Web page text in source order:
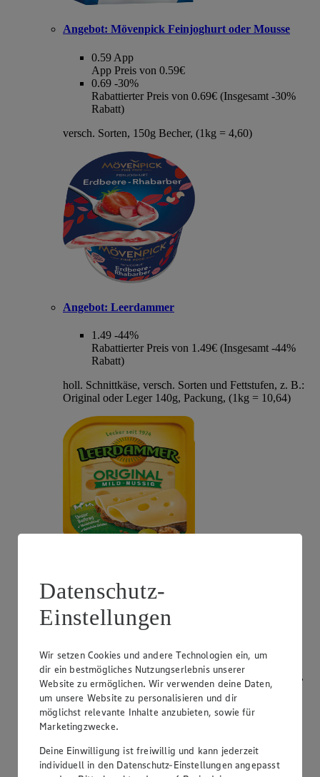
Angebot: Mövenpick Feinjoghurt oder Mousse
0.59 App
App Preis von 0.59€
0.69 -30%
Rabattierter Preis von 0.69€ (Insgesamt -30%
Rabatt)
versch. Sorten, 150g Becher, (1kg = 4,60)
Angebot: Leerdammer
1.49 -44%
Rabattierter Preis von 1.49€ (Insgesamt -44%
Rabatt)
holl. Schnittkäse, versch. Sorten und Fettstufen, z. B.:
Original oder Leger 140g, Packung, (1kg = 10,64)
0.99App
App Preis von 0.99€
1.11 -53%
Rabatt)
Frischkäsezubereitung, versch. Sorten und Fettstufen,
120/150g Packung/Becher, (1kg = 9,25/7,40)
Datenschutz-
Einstellungen
Wir setzen Cookies und andere Technologien ein, um
dir ein bestmögliches Nutzungserlebnis unserer
Website zu ermöglichen. Wir verwenden deine Daten,
um unsere Website zu personalisieren und dir
möglichst relevante Inhalte anzubieten, sowie für
Marketingzwecke.
Deine Einwilligung ist freiwillig und kann jederzeit
individuell in den Datenschutz-Einstellungen angepasst